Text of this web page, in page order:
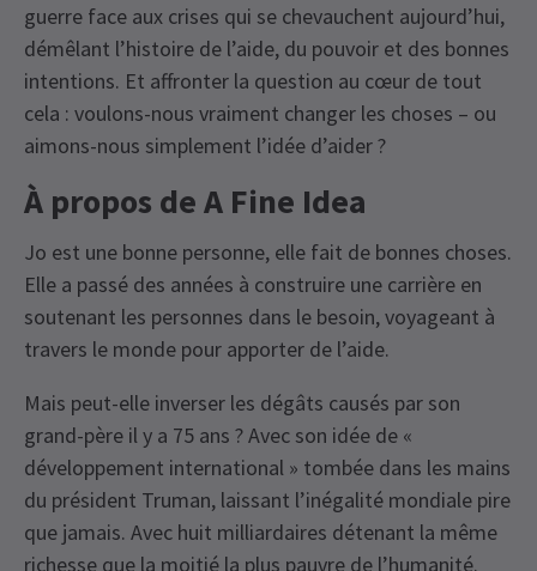
guerre face aux crises qui se chevauchent aujourd’hui,
démêlant l’histoire de l’aide, du pouvoir et des bonnes
intentions. Et affronter la question au cœur de tout
cela : voulons-nous vraiment changer les choses – ou
aimons-nous simplement l’idée d’aider ?
À propos de A Fine Idea
Jo est une bonne personne, elle fait de bonnes choses.
Elle a passé des années à construire une carrière en
soutenant les personnes dans le besoin, voyageant à
travers le monde pour apporter de l’aide.
Mais peut-elle inverser les dégâts causés par son
grand-père il y a 75 ans ? Avec son idée de «
développement international » tombée dans les mains
du président Truman, laissant l’inégalité mondiale pire
que jamais. Avec huit milliardaires détenant la même
richesse que la moitié la plus pauvre de l’humanité.